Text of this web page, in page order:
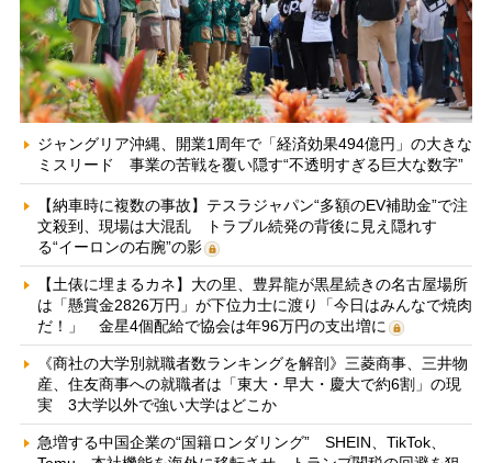
ジャングリア沖縄、開業1周年で「経済効果494億円」の大きな
ミスリード 事業の苦戦を覆い隠す“不透明すぎる巨大な数字”
【納車時に複数の事故】テスラジャパン“多額のEV補助金”で注
文殺到、現場は大混乱 トラブル続発の背後に見え隠れす
る“イーロンの右腕”の影
【土俵に埋まるカネ】大の里、豊昇龍が黒星続きの名古屋場所
は「懸賞金2826万円」が下位力士に渡り「今日はみんなで焼肉
だ！」 金星4個配給で協会は年96万円の支出増に
《商社の大学別就職者数ランキングを解剖》三菱商事、三井物
産、住友商事への就職者は「東大・早大・慶大で約6割」の現
実 3大学以外で強い大学はどこか
急増する中国企業の“国籍ロンダリング” SHEIN、TikTok、